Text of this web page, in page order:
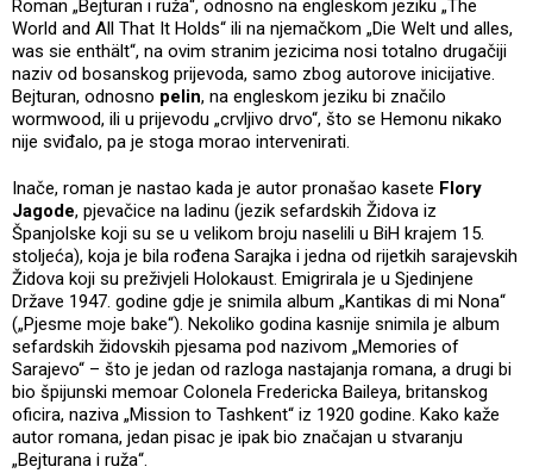
Roman „Bejturan i ruža“, odnosno na engleskom jeziku „The
World and All That It Holds“ ili na njemačkom „Die Welt und alles,
was sie enthält“, na ovim stranim jezicima nosi totalno drugačiji
naziv od bosanskog prijevoda, samo zbog autorove inicijative.
Bejturan, odnosno pelin, na engleskom jeziku bi značilo
wormwood, ili u prijevodu „crvljivo drvo“, što se Hemonu nikako
nije sviđalo, pa je stoga morao intervenirati.
Inače, roman je nastao kada je autor pronašao kasete Flory
Jagode, pjevačice na ladinu (jezik sefardskih Židova iz
Španjolske koji su se u velikom broju naselili u BiH krajem 15.
stoljeća), koja je bila rođena Sarajka i jedna od rijetkih sarajevskih
Židova koji su preživjeli Holokaust. Emigrirala je u Sjedinjene
Države 1947. godine gdje je snimila album „Kantikas di mi Nona“
(„Pjesme moje bake“). Nekoliko godina kasnije snimila je album
sefardskih židovskih pjesama pod nazivom „Memories of
Sarajevo“ – što je jedan od razloga nastajanja romana, a drugi bi
bio špijunski memoar Colonela Fredericka Baileya, britanskog
oficira, naziva „Mission to Tashkent“ iz 1920 godine. Kako kaže
autor romana, jedan pisac je ipak bio značajan u stvaranju
„Bejturana i ruža“.